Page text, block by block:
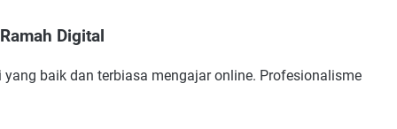
Digital
baik dan terbiasa mengajar online. Profesionalisme